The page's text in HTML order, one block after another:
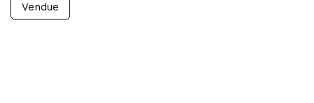
Vendue